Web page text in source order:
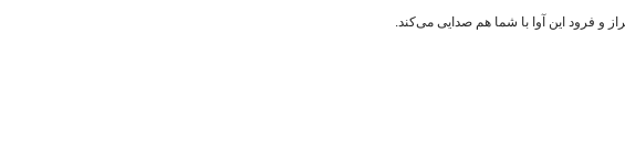
و فرود این آوا با شما هم صدایی می‌کند.